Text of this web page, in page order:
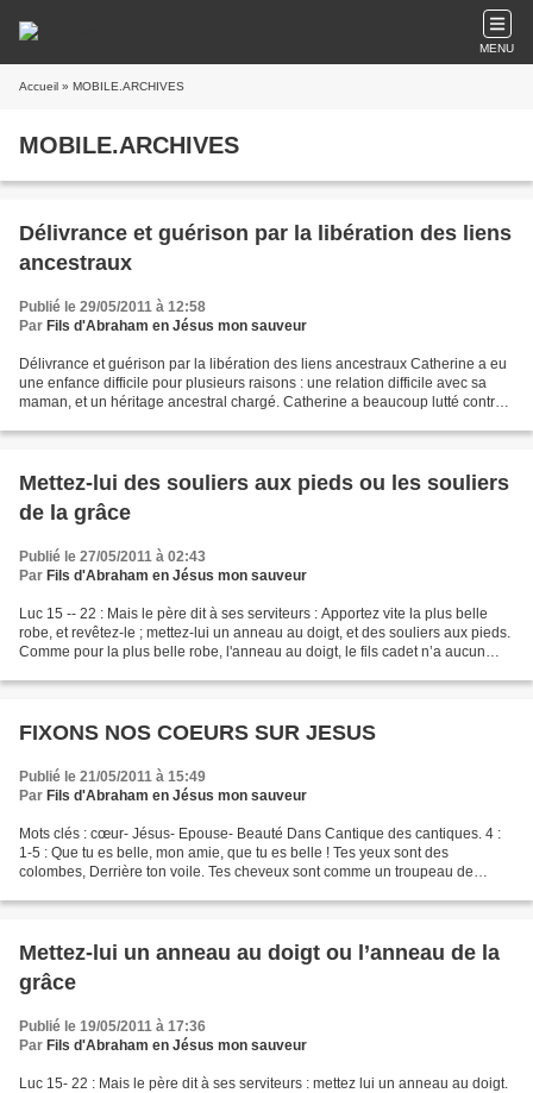
MENU
Accueil » MOBILE.ARCHIVES
MOBILE.ARCHIVES
Délivrance et guérison par la libération des liens
ancestraux
Publié le 29/05/2011 à 12:58
Par Fils d'Abraham en Jésus mon sauveur
Délivrance et guérison par la libération des liens ancestraux Catherine a eu
une enfance difficile pour plusieurs raisons : une relation difficile avec sa
maman, et un héritage ancestral chargé. Catherine a beaucoup lutté contre
Mettez-lui des souliers aux pieds ou les souliers
de la grâce
Publié le 27/05/2011 à 02:43
Par Fils d'Abraham en Jésus mon sauveur
Luc 15 -- 22 : Mais le père dit à ses serviteurs : Apportez vite la plus belle
robe, et revêtez-le ; mettez-lui un anneau au doigt, et des souliers aux pieds.
Comme pour la plus belle robe, l'anneau au doigt, le fils cadet n’a aucun
FIXONS NOS COEURS SUR JESUS
Publié le 21/05/2011 à 15:49
Par Fils d'Abraham en Jésus mon sauveur
Mots clés : cœur- Jésus- Epouse- Beauté Dans Cantique des cantiques. 4 :
1-5 : Que tu es belle, mon amie, que tu es belle ! Tes yeux sont des
colombes, Derrière ton voile. Tes cheveux sont comme un troupeau de
Mettez-lui un anneau au doigt ou l’anneau de la
grâce
Publié le 19/05/2011 à 17:36
Par Fils d'Abraham en Jésus mon sauveur
Luc 15- 22 : Mais le père dit à ses serviteurs : mettez lui un anneau au doigt.